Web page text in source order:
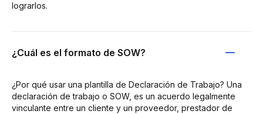
lograrlos.
¿Cuál es el formato de SOW?
¿Por qué usar una plantilla de Declaración de Trabajo? Una
declaración de trabajo o SOW, es un acuerdo legalmente
vinculante entre un cliente y un proveedor, prestador de